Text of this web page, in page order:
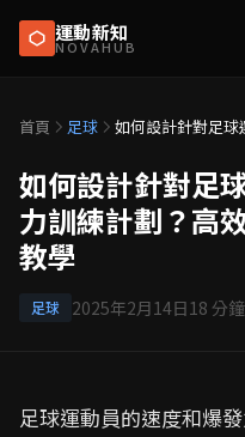
運動新知
NOVAHUB
首頁 足球
如何設計針對足球
現的完整教學
如何設計針對足
力訓練計劃？高
教學
足球 2025年2月14日18 分
足球運動員的速度和爆